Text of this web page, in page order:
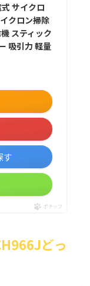
サイクロ
クロン掃除
スティック
吸引力 軽量
す
ポチップ
どっ